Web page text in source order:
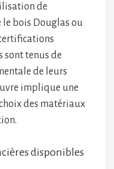
de
bois Douglas ou
sont tenus de
de leurs
implique une
des matériaux
disponibles